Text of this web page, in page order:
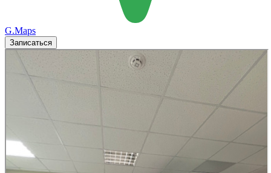
G.Maps
Записаться